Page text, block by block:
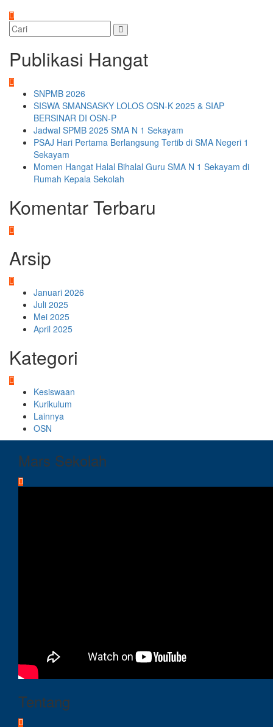
Publikasi Hangat
SNPMB 2026
SISWA SMANSASKY LOLOS OSN-K 2025 & SIAP
BERSINAR DI OSN-P
Jadwal SPMB 2025 SMA N 1 Sekayam
PSAJ Hari Pertama Berlangsung Tertib di SMA Negeri 1
Sekayam
Momen Hangat Halal Bihalal Guru SMA N 1 Sekayam di
Rumah Kepala Sekolah
Komentar Terbaru
Arsip
Januari 2026
Juli 2025
Mei 2025
April 2025
Kategori
Kesiswaan
Kurikulum
Lainnya
OSN
Mars Sekolah
Tentang